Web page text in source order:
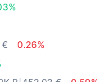
€
0.26%